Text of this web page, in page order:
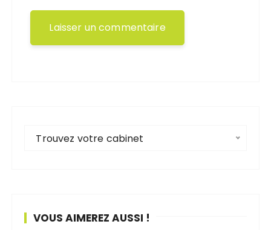
Trouvez votre cabinet
VOUS AIMEREZ AUSSI !